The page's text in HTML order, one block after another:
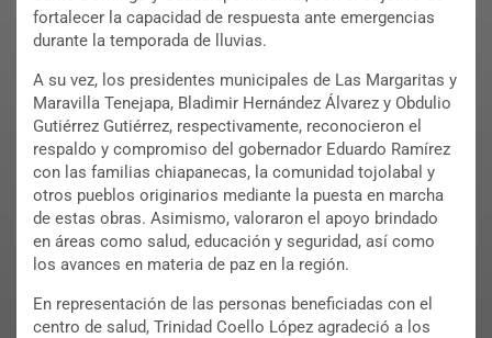
fortalecer la capacidad de respuesta ante emergencias
durante la temporada de lluvias.
A su vez, los presidentes municipales de Las Margaritas y
Maravilla Tenejapa, Bladimir Hernández Álvarez y Obdulio
Gutiérrez Gutiérrez, respectivamente, reconocieron el
respaldo y compromiso del gobernador Eduardo Ramírez
con las familias chiapanecas, la comunidad tojolabal y
otros pueblos originarios mediante la puesta en marcha
de estas obras. Asimismo, valoraron el apoyo brindado
en áreas como salud, educación y seguridad, así como
los avances en materia de paz en la región.
En representación de las personas beneficiadas con el
centro de salud, Trinidad Coello López agradeció a los